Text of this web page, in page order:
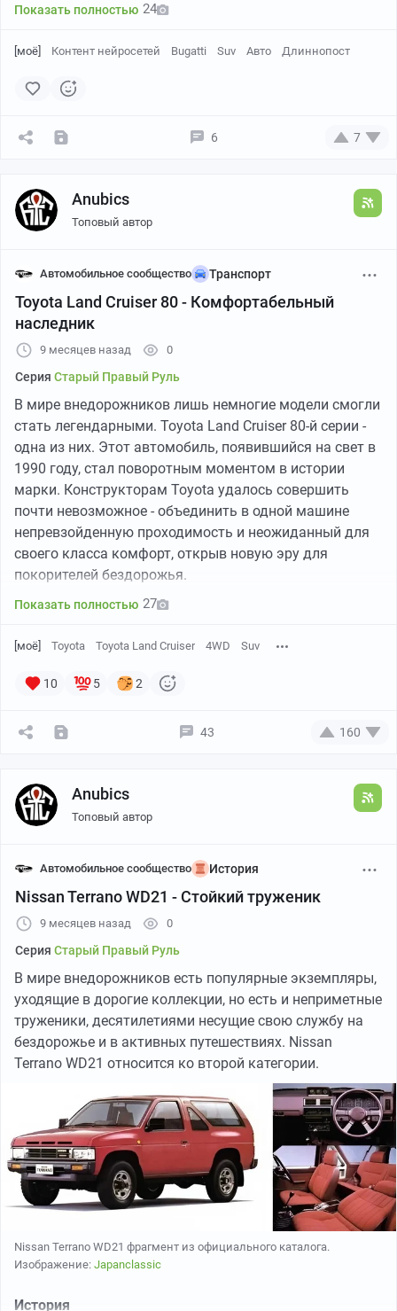
Показать полностью 24
[моё] Контент нейросетей Bugatti Suv Авто Длиннопост
6 7
Anubics
Топовый автор
Автомобильное сообщество Транспорт
Toyota Land Cruiser 80 - Комфортабельный
наследник
9 месяцев назад 0
Серия Старый Правый Руль
В мире внедорожников лишь немногие модели смогли
стать легендарными. Toyota Land Cruiser 80-й серии -
одна из них. Этот автомобиль, появившийся на свет в
1990 году, стал поворотным моментом в истории
марки. Конструкторам Toyota удалось совершить
почти невозможное - объединить в одной машине
непревзойденную проходимость и неожиданный для
своего класса комфорт, открыв новую эру для
покорителей бездорожья.
Показать полностью 27
[моё] Toyota Toyota Land Cruiser 4WD Suv
10 5 2
43 160
Anubics
Топовый автор
Автомобильное сообщество История
Nissan Terrano WD21 - Стойкий труженик
9 месяцев назад 0
Серия Старый Правый Руль
В мире внедорожников есть популярные экземпляры,
уходящие в дорогие коллекции, но есть и неприметные
труженики, десятилетиями несущие свою службу на
бездорожье и в активных путешествиях. Nissan
Terrano WD21 относится ко второй категории.
Nissan Terrano WD21 фрагмент из официального каталога.
Изображение: Japanclassic
История